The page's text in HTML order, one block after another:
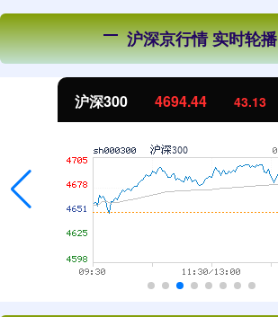
沪深京行情 实时轮播
北证50 1134.24 11.37